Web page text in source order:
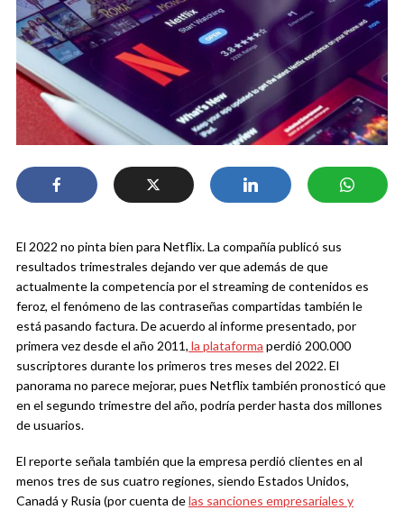
El 2022 no pinta bien para Netflix. La compañía publicó sus
resultados trimestrales dejando ver que además de que
actualmente la competencia por el streaming de contenidos es
feroz, el fenómeno de las contraseñas compartidas también le
está pasando factura. De acuerdo al informe presentado, por
primera vez desde el año 2011, la plataforma perdió 200.000
suscriptores durante los primeros tres meses del 2022. El
panorama no parece mejorar, pues Netflix también pronosticó que
en el segundo trimestre del año, podría perder hasta dos millones
de usuarios.
El reporte señala también que la empresa perdió clientes en al
menos tres de sus cuatro regiones, siendo Estados Unidos,
Canadá y Rusia (por cuenta delas sanciones empresariales y